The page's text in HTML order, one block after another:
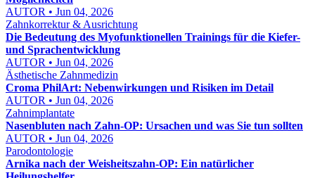
AUTOR • Jun 04, 2026
Zahnkorrektur & Ausrichtung
Die Bedeutung des Myofunktionellen Trainings für die Kiefer-
und Sprachentwicklung
AUTOR • Jun 04, 2026
Ästhetische Zahnmedizin
Croma PhilArt: Nebenwirkungen und Risiken im Detail
AUTOR • Jun 04, 2026
Zahnimplantate
Nasenbluten nach Zahn-OP: Ursachen und was Sie tun sollten
AUTOR • Jun 04, 2026
Parodontologie
Arnika nach der Weisheitszahn-OP: Ein natürlicher